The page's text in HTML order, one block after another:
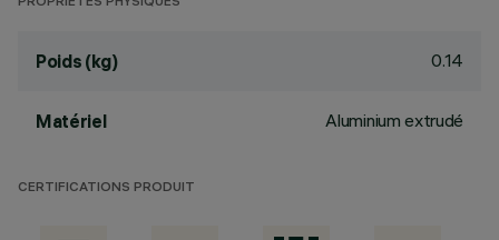
Poids (kg) 0.14
Matériel Aluminium extrudé
CERTIFICATIONS PRODUIT